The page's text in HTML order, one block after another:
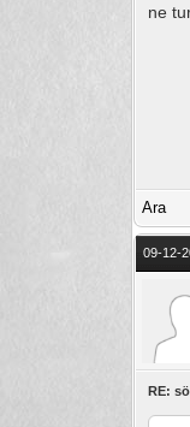
ne
Ara
09-12-
RE: